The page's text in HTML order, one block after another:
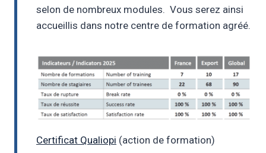
selon de nombreux modules. Vous serez ainsi
accueillis dans notre centre de formation agréé.
Certificat Qualiopi (action de formation)